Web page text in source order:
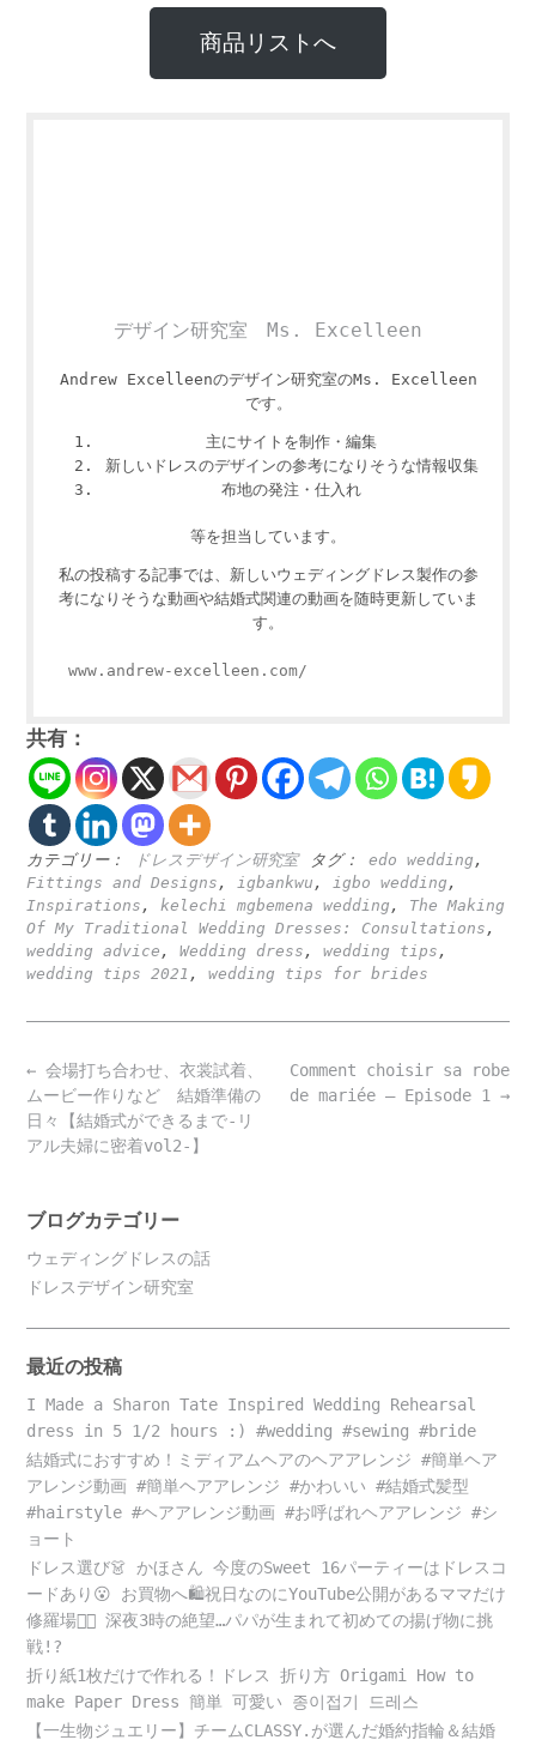
商品リストへ
デザイン研究室 Ms. Excelleen
Andrew Excelleenのデザイン研究室のMs. Excelleen
です。
主にサイトを制作・編集
新しいドレスのデザインの参考になりそうな情報収集
布地の発注・仕入れ
等を担当しています。
私の投稿する記事では、新しいウェディングドレス製作の参
考になりそうな動画や結婚式関連の動画を随時更新していま
す。
www.andrew-excelleen.com/
共有：
カテゴリー： ドレスデザイン研究室 タグ： edo wedding ,
Fittings and Designs , igbankwu , igbo wedding ,
Inspirations , kelechi mgbemena wedding , The Making
Of My Traditional Wedding Dresses: Consultations ,
wedding advice , Wedding dress , wedding tips ,
wedding tips 2021 , wedding tips for brides
Post
navigation
Comment choisir sa robe
de mariée – Episode 1 →
← 会場打ち合わせ、衣裳試着、
ムービー作りなど 結婚準備の
日々【結婚式ができるまで-リ
アル夫婦に密着vol2-】
ブログカテゴリー
ウェディングドレスの話
ドレスデザイン研究室
最近の投稿
I Made a Sharon Tate Inspired Wedding Rehearsal
dress in 5 1/2 hours :) #wedding #sewing #bride
結婚式におすすめ！ミディアムヘアのヘアアレンジ #簡単ヘア
アレンジ動画 #簡単ヘアアレンジ #かわいい #結婚式髪型
#hairstyle #ヘアアレンジ動画 #お呼ばれヘアアレンジ #シ
ョート
ドレス選び👗 かほさん 今度のSweet 16パーティーはドレスコ
ードあり😮 お買物へ🛍️祝日なのにYouTube公開があるママだけ
修羅場😵‍💫 深夜3時の絶望…パパが生まれて初めての揚げ物に挑
戦!?
折り紙1枚だけで作れる！ドレス 折り方 Origami How to
make Paper Dress 簡単 可愛い 종이접기 드레스
【一生物ジュエリー】チームCLASSY.が選んだ婚約指輪＆結婚